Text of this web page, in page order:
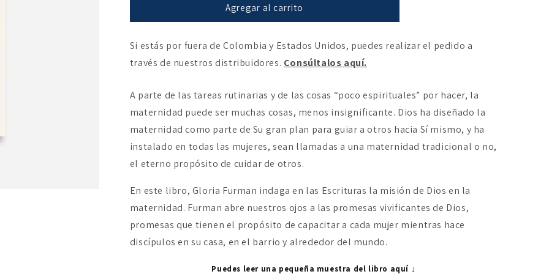
con
misión
Madres
con
misión
Agregar al carrito
Si estás por fuera de Colombia y Estados Unidos, puedes realizar el pedido a
través de nuestros distribuidores. Consúltalos aquí.
A parte de las tareas rutinarias y de las cosas “poco espirituales” por hacer, la
maternidad puede ser muchas cosas, menos insignificante. Dios ha diseñado la
maternidad como parte de Su gran plan para guiar a otros hacia Sí mismo, y ha
instalado en todas las mujeres, sean llamadas a una maternidad tradicional o no,
el eterno propósito de cuidar de otros.
En este libro, Gloria Furman indaga en las Escrituras la misión de Dios en la
maternidad. Furman abre nuestros ojos a las promesas vivificantes de Dios,
promesas que tienen el propósito de capacitar a cada mujer mientras hace
discípulos en su casa, en el barrio y alrededor del mundo.
Puedes leer una pequeña muestra del libro aquí ↓